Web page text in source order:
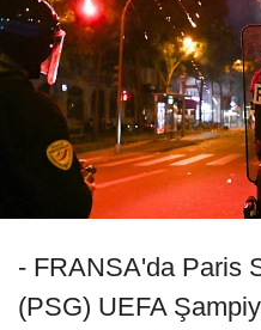
- FRANSA'da Paris
(PSG) UEFA